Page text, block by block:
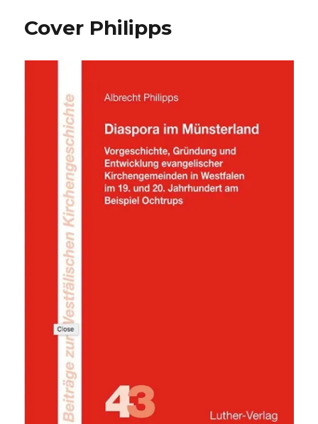
Cover Philipps